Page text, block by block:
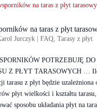
na taras z płyt
Jurczyk| FAQ, Tarasy z płyt
POTRZEBUJĘ
Z PŁYT TARASOWYCH …
tarasu z płyt będzie
płyt wielkości i kształtu
sposobu układania płyt na